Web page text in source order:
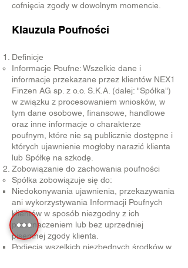
cofnięcia zgody w dowolnym momencie.
Klauzula Poufności
Definicje
Informacje Poufne: Wszelkie dane i
informacje przekazane przez klientów NEX1
Finzen AG sp. z o.o. S.K.A. (dalej: "Spółka")
w związku z procesowaniem wniosków, w
tym dane osobowe, finansowe, handlowe
oraz inne informacje o charakterze
poufnym, które nie są publicznie dostępne i
których ujawnienie mogłoby narazić klienta
lub Spółkę na szkodę.
Zobowiązanie do zachowania poufności
Spółka zobowiązuje się do:
Niedokonywania ujawnienia, przekazywania
ani wykorzystywania Informacji Poufnych
klientów w sposób niezgodny z ich
przeznaczeniem lub bez uprzedniej
pisemnej zgody klienta.
Podjęcia wszelkich niezbędnych środków w